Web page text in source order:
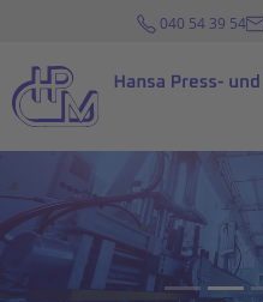
040 54 39 54